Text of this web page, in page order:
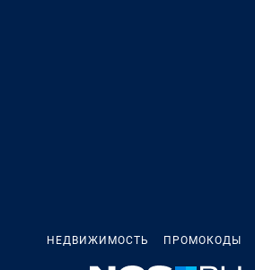
НЕДВИЖИМОСТЬ ПРОМОКОДЫ